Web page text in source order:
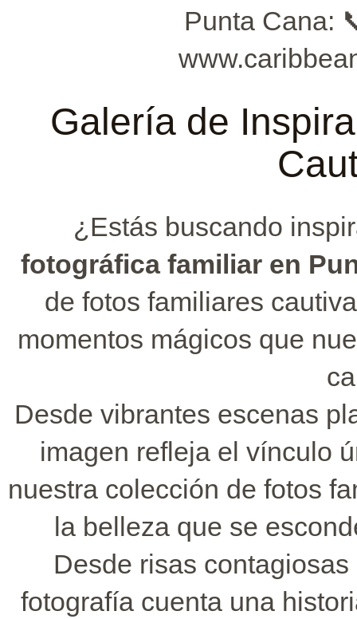
Punta Cana:
Galería de
¿Estás buscando
fotográfica familiar en
de fotos familiares
momentos mágicos que
Desde vibrantes escenas
imagen refleja el vínculo
nuestra colección de fotos
la belleza que se
Desde risas
fotografía cuenta una